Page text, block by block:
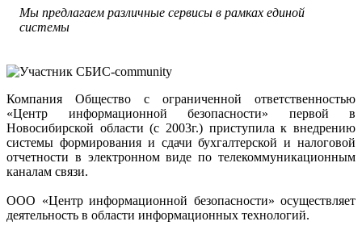
Мы предлагаем различные сервисы в рамках единой
системы
Компания Общество с ограниченной ответственностью
«Центр информационной безопасности» первой в
Новосибирской области (с 2003г.) приступила к внедрению
системы формирования и сдачи бухгалтерской и налоговой
отчетности в электронном виде по телекоммуникационным
каналам связи.
ООО «Центр информационной безопасности» осуществляет
деятельность в области информационных технологий.